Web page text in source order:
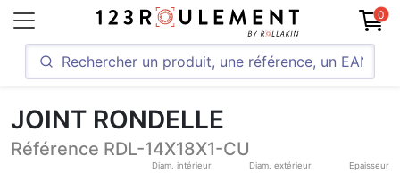
0
JOINT RONDELLE
Référence RDL-14X18X1-CU
Diam. intérieur Diam. extérieur Epaisseur